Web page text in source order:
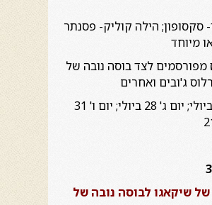
סקסופון; הילה קוליק- פסנתר
מיוחד
מפורסמים לצד בוסה נובה של
ג'ובים ואחרים
יום ב' 27 ביולי; יום ג' 28 ביולי; יום ו' 31
שיקאגו לבוסה נובה של